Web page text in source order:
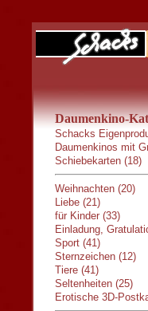
Daumenkino-
Schacks
Daumenkinos mit
Schiebekarten (18)
Weihnachten (20)
Liebe (21)
für Kinder (33)
Einladung,
Sport (41)
Sternzeichen (12)
Tiere (41)
Seltenheiten (25)
Erotische 3D-